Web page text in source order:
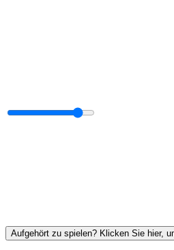
Aufgehört zu spielen? Klicken Sie hier,